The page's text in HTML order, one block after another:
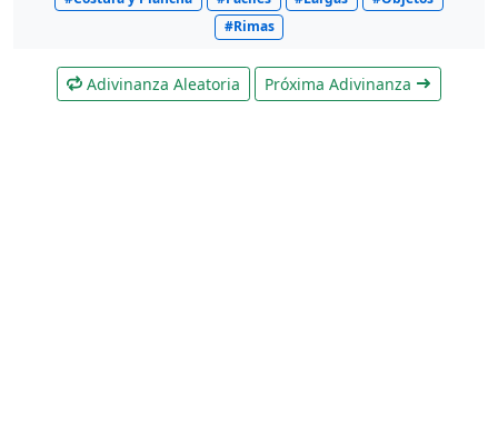
#Rimas
Adivinanza Aleatoria Próxima Adivinanza